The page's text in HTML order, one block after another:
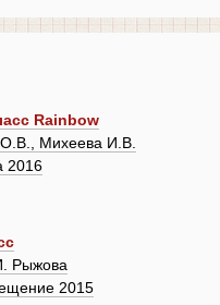
Rainbow
Михеева И.В.
2016
Рыжова
2015